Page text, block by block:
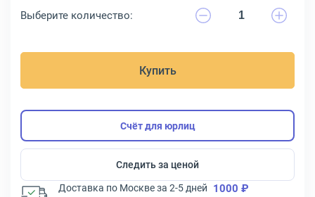
Выберите количество:
Купить
Счёт для юрлиц
Следить за ценой
Доставка по Москве за 2-5 дней 1000 ₽